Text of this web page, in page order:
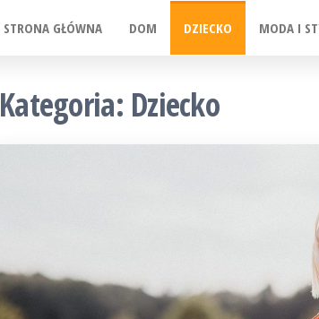
STRONA GŁÓWNA DOM DZIECKO MODA I
Kategoria: Dziecko